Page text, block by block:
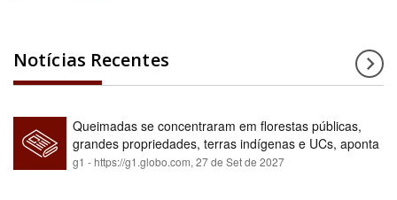
Notícias Recentes
Queimadas se concentraram em florestas públicas,
grandes propriedades, terras indígenas e UCs, aponta
relatório
g1 - https://g1.globo.com,27 de Set de 2027